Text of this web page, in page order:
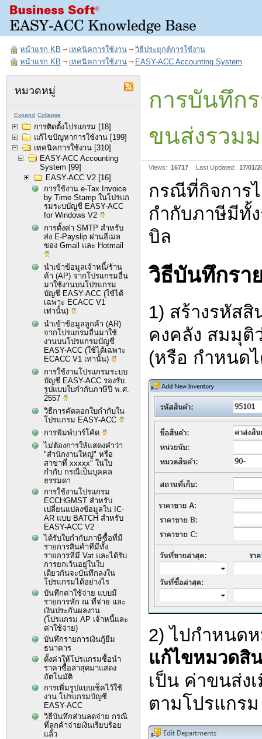
หน้าแรก KB เทคนิคการใช้งาน
วิธีประยุกต์การใช้งาน
หน้าแรก KB
เทคนิคการใช้งาน EASY-ACC Accounting System
หมวดหมู่
Expand Collapse
การติดตั้งโปรแกรม [18]
แก้ไขปัญหาการใช้งาน [199]
เทคนิคการใช้งาน [310]
EASY-ACC Accounting
System [99]
EASY-ACC V2 [16]
การใช้งาน e-Tax Invoice
by Time Stamp ในโปรแก
รมระบบัญชี EASY-ACC
for Windows V2
การตั้งค่า SMTP สำหรับ
ส่ง E-Payslip ผ่านอีเมล
ของ Gmail และ Hotmail
นำเข้าข้อมูลเจ้าหนี้/ร้าน
ค้า (AP) จากโปรแกรมอื่น
มาใช้งานบนโปรแกรม
บัญชี EASY-ACC (ใช้ได้
เฉพาะ ECACC V1
เท่านั้น)
นำเข้าข้อมูลลูกค้า (AR)
จากโปรแกรมอื่นมาใช้
งานบนโปรแกรมบัญชี
EASY-ACC (ใช้ได้เฉพาะ
ECACC V1 เท่านั้น)
การใช้งานโปรแกรมระบบ
บัญชี EASY-ACC รองรับ
รูปแบบใบกำกับภาษีปี พ.ศ.
2557
วิธีการคัดลอกใบกำกับใน
โปรแกรม EASY-ACC
การพิมพ์บาร์โค้ด
ไม่ต้องการให้แสดงคำว่า
"สำนักงานใหญ่" หรือ
สาขาที่ xxxxx" ในใบ
กำกับ กรณีเป็นบุคคล
ธรรมดา
การใช้งานโปรแกรม
ECCHGMST สำหรับ
เปลี่ยนแปลงข้อมูลใน IC-
AR แบบ BATCH สำหรับ
EASY-ACC V2
ได้รับใบกำกับภาษีซื้อที่มี
รายการสินค้าทีมีทั้ง
รายการที่มี Vat และได้รับ
การยกเว้นอยู่ในใบ
เดียวกันจะบันทึกลงใน
โปรแกรมได้อย่างไร
บันทึกค่าใช้จ่าย แบบมี
รายการหัก ณ ที่จ่าย และ
เงินประกันผลงาน
(โปรแกรม AP เจ้าหนี้และ
ค่าใช้จ่าย)
บันทึกรายการเงินกู้ยืม
ธนาคาร
ตั้งค่าให้โปรแกรมซื้อนำ
ราคาซื้อล่าสุดมาแสดง
อัตโนมัติ
การเพิ่มรูปแบบเช็คไว้ใช้
งาน โปรแกรมบัญชี
EASY-ACC
วิธีบันทึกส่วนลดจ่าย กรณี
ที่ลูกค้าจ่ายเงินเรียบร้อย
แล้ว
การบันทึก
ขนส่งรวม
Views: 16717 Last Updated: 17/01/
กรณีที่กิจการ
กำกับภาษีมีทั้
บิล
วิธีบันทึกรา
1) สร้างรหัส
คงคลัง สมมุติ
(หรือ กำหนด
2) ไปกำหนด
แก้ไขหมวดสิ
เป็น ค่าขนส่ง
ตามโปรแกรม